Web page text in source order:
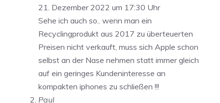
21. Dezember 2022 um 17:30 Uhr
Sehe ich auch so.. wenn man ein
Recyclingprodukt aus 2017 zu überteuerten
Preisen nicht verkauft, muss sich Apple schon
selbst an der Nase nehmen statt immer gleich
auf ein geringes Kundeninteresse an
kompakten iphones zu schließen !!!
Paul